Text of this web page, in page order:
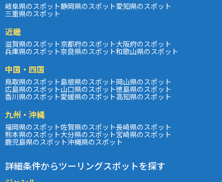
岐阜県のスポット静岡県のスポット愛知県のスポット
三重県のスポット
近畿
滋賀県のスポット京都府のスポット大阪府のスポット
兵庫県のスポット奈良県のスポット和歌山県のスポット
中国・四国
鳥取県のスポット島根県のスポット岡山県のスポット
広島県のスポット山口県のスポット徳島県のスポット
香川県のスポット愛媛県のスポット高知県のスポット
九州・沖縄
福岡県のスポット佐賀県のスポット長崎県のスポット
熊本県のスポット大分県のスポット宮崎県のスポット
鹿児島県のスポット沖縄県のスポット
詳細条件からツーリングスポットを探す